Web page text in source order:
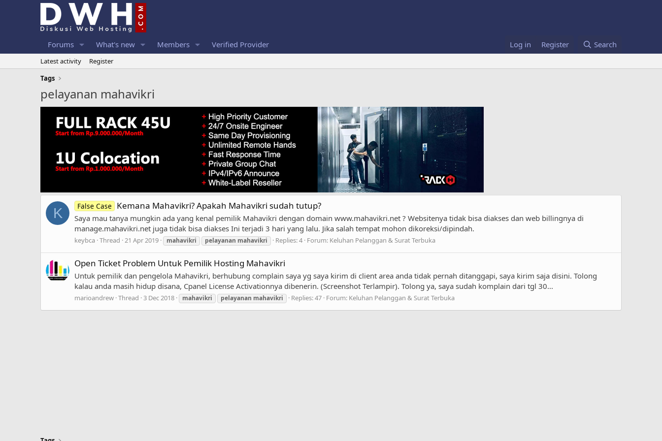
Forums What's new Members Verified Provider Log in Register Search
Latest activity
Register
Tags
pelayanan mahavikri
K False Case Kemana Mahavikri? Apakah Mahavikri sudah tutup?
Saya mau tanya mungkin ada yang kenal pemilik Mahavikri dengan domain www.mahavikri.net ? Websitenya tidak bisa diakses dan web billingnya di
manage.mahavikri.net juga tidak bisa diakses Ini terjadi 3 hari yang lalu. Jika salah tempat mohon dikoreksi/dipindah.
keybca Thread 21 Apr 2019 mahavikri pelayanan mahavikri Replies: 4 Forum: Keluhan Pelanggan & Surat Terbuka
Open Ticket Problem Untuk Pemilik Hosting Mahavikri
Untuk pemilik dan pengelola Mahavikri, berhubung complain saya yg saya kirim di client area anda tidak pernah ditanggapi, saya kirim saja disini. Tolong
kalau anda masih hidup disana, Cpanel License Activationnya dibenerin. (Screenshot Terlampir). Tolong ya, saya sudah komplain dari tgl 30...
marioandrew Thread 3 Dec 2018 mahavikri pelayanan mahavikri Replies: 47 Forum: Keluhan Pelanggan & Surat Terbuka